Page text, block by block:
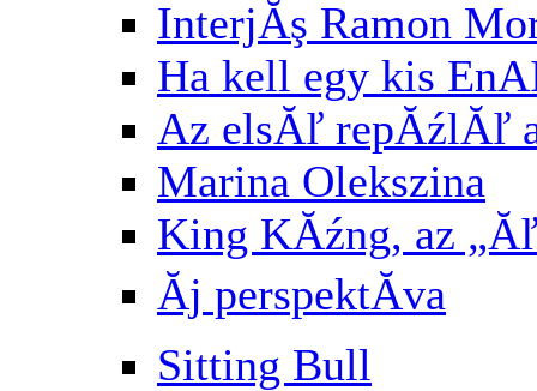
InterjĂş Ramon
Ha kell egy kis
Az elsĂľ repĂźlĂľ
Marina Olekszina
King KĂźng, az
Ăj perspektĂ­va
Sitting Bull